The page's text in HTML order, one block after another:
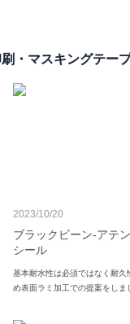
・マスキングテー
2023/10/20
ブラックビーン-アテ
シール
基本耐水性は必須ではなく耐久
め表面ラミ加工での提案をし